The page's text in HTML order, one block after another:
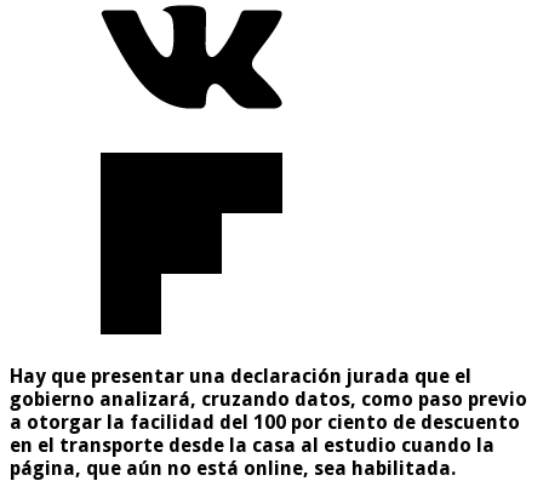
Hay que presentar una declaración jurada que el
gobierno analizará, cruzando datos, como paso previo
a otorgar la facilidad del 100 por ciento de descuento
en el transporte desde la casa al estudio cuando la
página, que aún no está online, sea habilitada.